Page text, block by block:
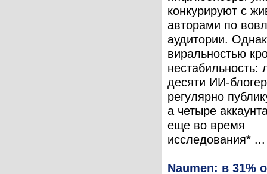
конкурируют с
авторами по
аудитории.
виральностью
нестабильность:
десяти ИИ-
регулярно
а четыре
еще во время
исследования* ...
Naumen: в 31%